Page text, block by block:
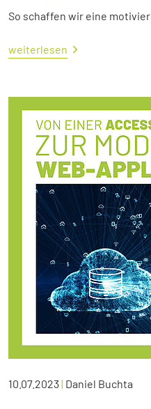
So schaffen wir eine
weiterlesen
10.07.2023| Daniel Buchta